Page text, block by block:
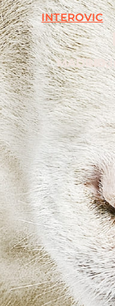
INTEROVIC
MADRID,